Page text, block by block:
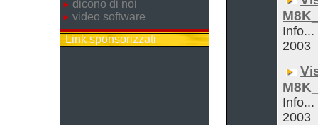
dicono di noi
video software
Link sponsorizzati
Info...
2003
Info...
2003